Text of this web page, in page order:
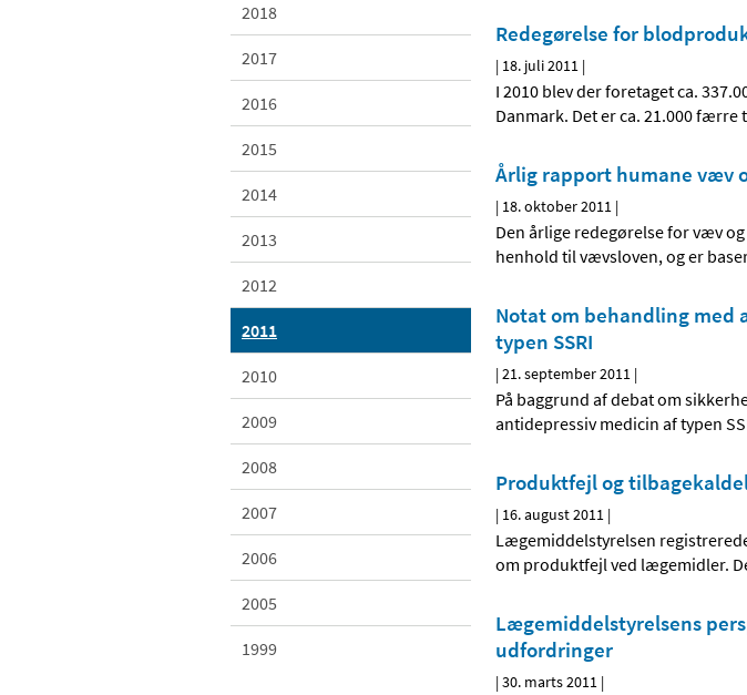
2018
2017
2016
2015
2014
2013
2012
2011
2010
2009
2008
2007
2006
2005
1999
Redegørelse for
| 18. juli 2011 |
I 2010 blev der foretaget ca.
Danmark. Det er ca. 21.000
Årlig rapport humane væv
| 18. oktober 2011 |
Den årlige redegørelse for væv
henhold til vævsloven, og er
Notat om behandling med
typen SSRI
|21. september 2011 |
På baggrund af debat om
antidepressiv medicin af typen
Produktfejl og
| 16. august 2011 |
Lægemiddelstyrelsen
om produktfejl ved lægemidler.
Lægemiddelstyrelsens
udfordringer
|30. marts 2011 |